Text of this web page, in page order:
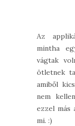
Az
mintha
vágtak
ötletnek
amiből
nem
ezzel más
mi. :)